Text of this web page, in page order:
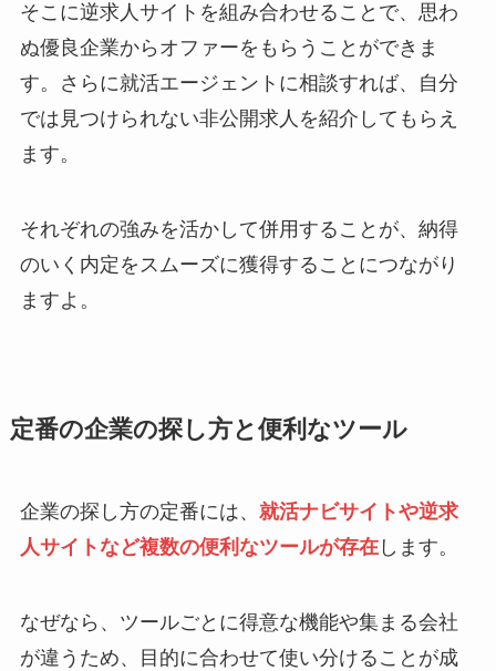
そこに逆求人サイトを組み合わせることで、思わ
ぬ優良企業からオファーをもらうことができま
す。さらに就活エージェントに相談すれば、自分
では見つけられない非公開求人を紹介してもらえ
ます。
それぞれの強みを活かして併用することが、納得
のいく内定をスムーズに獲得することにつながり
ますよ。
定番の企業の探し方と便利なツール
企業の探し方の定番には、 就活ナビサイトや逆求
人サイトなど複数の便利なツールが存在します。
なぜなら、ツールごとに得意な機能や集まる会社
が違うため、目的に合わせて使い分けることが成